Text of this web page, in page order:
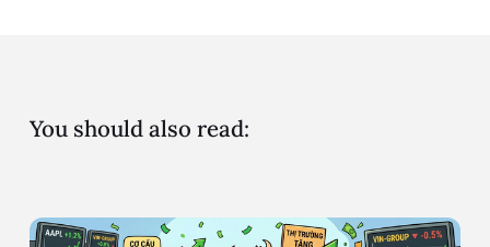
You should also read: